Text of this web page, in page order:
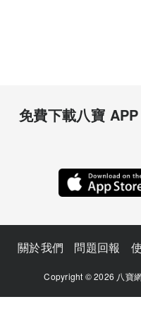
免費下載八寶
關於我們 問題回報
Copyright © 2026 八寶